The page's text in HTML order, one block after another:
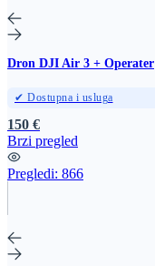
Dron DJI Air 3 + Operater
✔ Dostupna i usluga
150 €
Brzi pregled
Pregledi: 866